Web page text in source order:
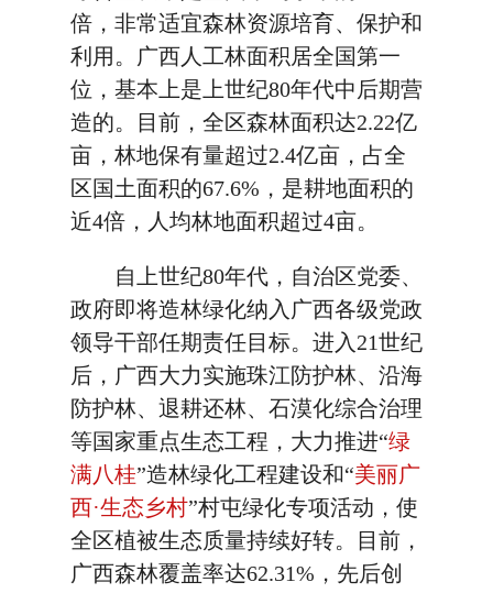
倍，非常适宜森林资源培育、保护和
利用。广西人工林面积居全国第一
位，基本上是上世纪80年代中后期营
造的。目前，全区森林面积达2.22亿
亩，林地保有量超过2.4亿亩，占全
区国土面积的67.6%，是耕地面积的
近4倍，人均林地面积超过4亩。
自上世纪80年代，自治区党委、
政府即将造林绿化纳入广西各级党政
领导干部任期责任目标。进入21世纪
后，广西大力实施珠江防护林、沿海
防护林、退耕还林、石漠化综合治理
等国家重点生态工程，大力推进“绿
满八桂”造林绿化工程建设和“美丽广
西·生态乡村”村屯绿化专项活动，使
全区植被生态质量持续好转。目前，
广西森林覆盖率达62.31%，先后创